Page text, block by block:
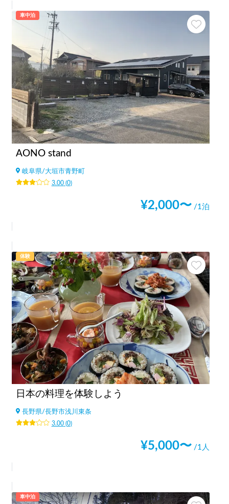
車中泊
AONO stand
岐阜県/大垣市青野町
3.00(0)
¥2,000〜 /1泊
体験
日本の料理を体験しよう
長野県/長野市浅川東条
3.00(0)
¥5,000〜 /1人
車中泊